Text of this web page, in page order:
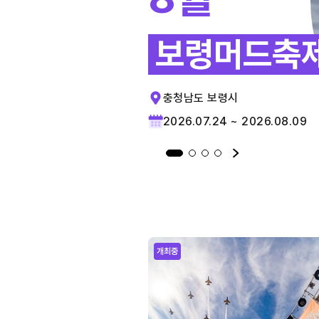
보령머드축
충청남도 보령시
2026.07.24 ~ 2026.08.09
개최중